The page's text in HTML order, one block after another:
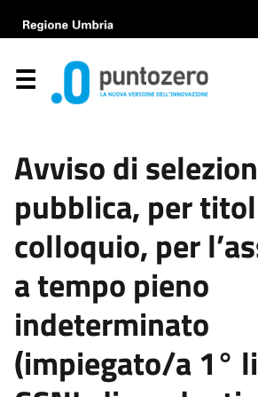
Azienda
Servizi
Bandi e gare
News
Progetti europei
Lavora con noi
Società trasparente
Avviso di
pubblica, per
colloquio, per
a tempo pieno
indeterminato
(impiegato/a 1°